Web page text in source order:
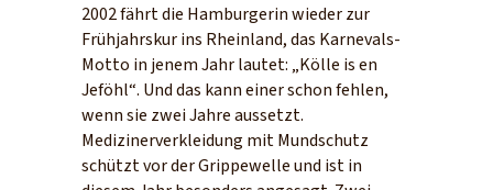
2002 fährt die Hamburgerin wieder zur
Frühjahrskur ins Rheinland, das Karnevals-
Motto in jenem Jahr lautet: „Kölle is en
Jeföhl“. Und das kann einer schon fehlen,
wenn sie zwei Jahre aussetzt.
Medizinerverkleidung mit Mundschutz
schützt vor der Grippewelle und ist in